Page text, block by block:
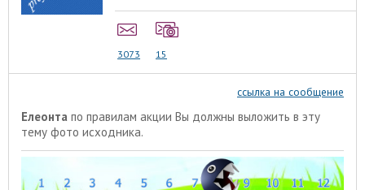
3073 15
ссылка на сообщение
Елеонта по правилам акции Вы должны выложить в эту
тему фото исходника.